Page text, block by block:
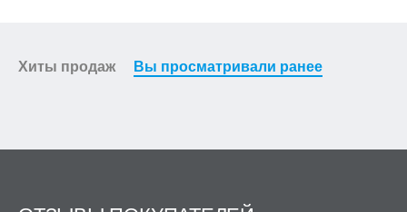
Хиты продаж Вы просматривали ранее